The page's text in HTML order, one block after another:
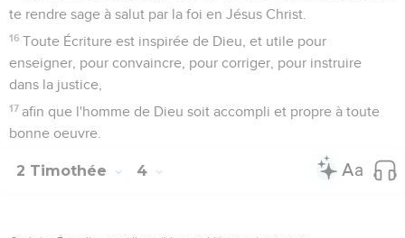
te rendre sage à salut par la foi en Jésus Christ.
16 Toute Écriture est inspirée de Dieu, et utile pour
enseigner, pour convaincre, pour corriger, pour instruire
dans la justice,
17 afin que l'homme de Dieu soit accompli et propre à toute
bonne oeuvre.
2 Timothée 4